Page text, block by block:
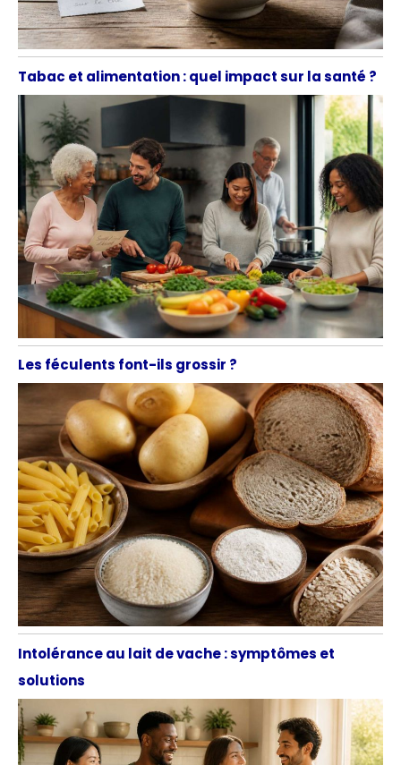
Tabac et alimentation : quel impact sur la santé ?
Les féculents font-ils grossir ?
Intolérance au lait de vache : symptômes et
solutions